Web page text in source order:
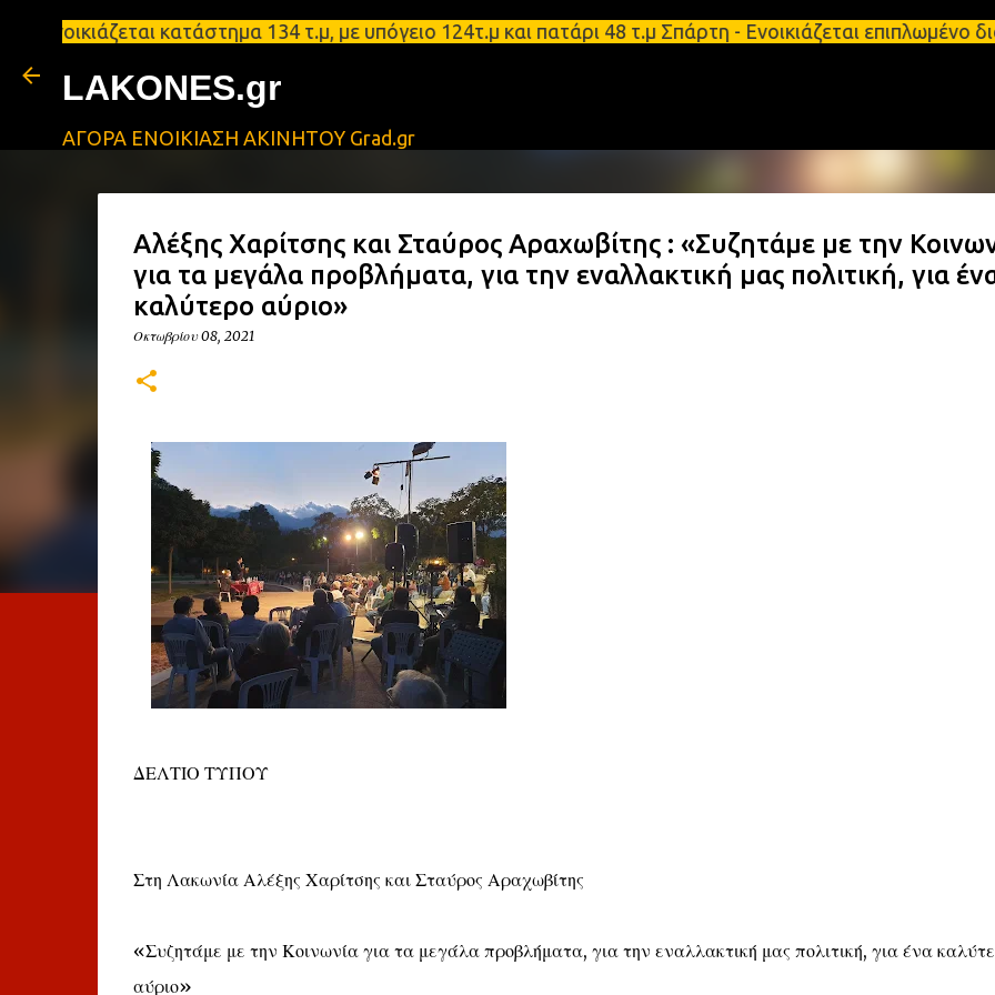
Μετάβαση στο κύριο περιεχόμενο
κατάστημα 134 τ.μ, με υπόγειο 124τ.μ και πατάρι 48 τ.μ Σπάρτη - Ενοικιάζεται
LAKONES.gr
ΑΓΟΡΑ ΕΝΟΙΚΙΑΣΗ ΑΚΙΝΗΤΟΥ Grad.gr
Αλέξης Χαρίτσης και Σταύρος Αραχωβίτης : «Συζητάμε με την
για τα μεγάλα προβλήματα, για την εναλλακτική μας πολιτική, για
καλύτερο αύριο»
Οκτωβρίου 08, 2021
ΔΕΛΤΙΟ ΤΥΠΟΥ
Στη Λακωνία Αλέξης Χαρίτσης και Σταύρος Αραχωβίτης
«Συζητάμε με την Κοινωνία για τα μεγάλα προβλήματα, για την εναλλακτική μας πολιτική, για ένα
αύριο»